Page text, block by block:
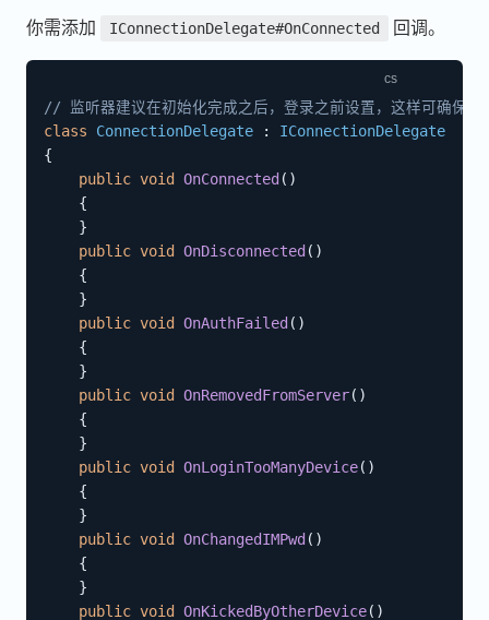
你需添加 IConnectionDelegate#OnConnected 回调。
// 监听器建议在初始化完成之后，登录之前设置，这样可确保收
class
ConnectionDelegate :
IConnectionDelegate
{
public void OnConnected ( )
{
}
public void OnDisconnected ( )
{
}
public void OnAuthFailed ( )
{
}
public void OnRemovedFromServer( )
{
}
public void OnLoginTooManyDevice( )
{
}
public void OnChangedIMPwd ( )
{
}
public void OnKickedByOtherDevice( )